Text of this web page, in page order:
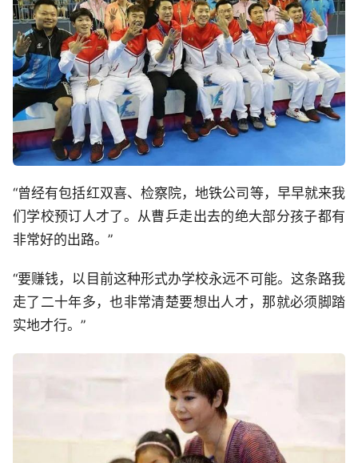
“曾经有包括红双喜、检察院，地铁公司等，早早就来我
们学校预订人才了。从曹乒走出去的绝大部分孩子都有
非常好的出路。”
“要赚钱，以目前这种形式办学校永远不可能。这条路我
走了二十年多，也非常清楚要想出人才，那就必须脚踏
实地才行。”